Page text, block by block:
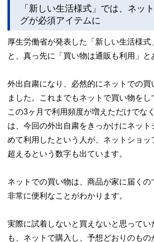
「新しい生活様式」では、ネッ
グが必須アイテムに
厚生労働省が発表した「新しい生活様式
と、真っ先に「買い物は通販も利用」と
外出自粛になり、必然的にネットでの買
ました。これまでもネットで買い物をし
この3ヶ月で利用頻度が増えただけでな
は、今回の外出自粛をきっかけにネット
めて利用したという人が、ネットショッ
超えるという数字も出ています。
ネットでの買い物は、商品が家に届くの
非常に便利なことがわかります。
実際に試着しないと買えないと思ってい
も、ネットで購入し、予想どおりのもの